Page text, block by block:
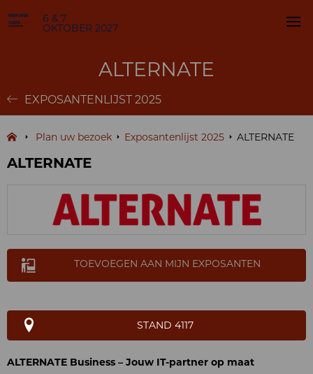
6 & 7
OKTOBER 2027
ALTERNATE
EXPOSANTENLIJST 2025
Plan uw bezoek Exposantenlijst 2025 ALTERNATE
ALTERNATE
TOEVOEGEN AAN MIJN EXPOSANTEN
STAND 4117
ALTERNATE Business – Jouw IT-partner op maat